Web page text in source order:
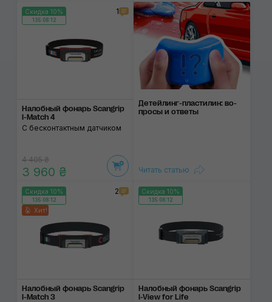
Скидка 10%
135:08:12
1
Налобный фонарь Scangrip
I-Match 4
С бесконтактным датчиком
4 405 ₴
3 960 ₴
Детейлинг-пласти­лин: во­
про­сы и от­веты
Читать статью
Скидка 10%
135:08:12
Хит!
2
Налобный фонарь Scangrip
I-Match 3
Скидка 10%
135:08:12
Налобный фонарь Scangrip
I-View for Life